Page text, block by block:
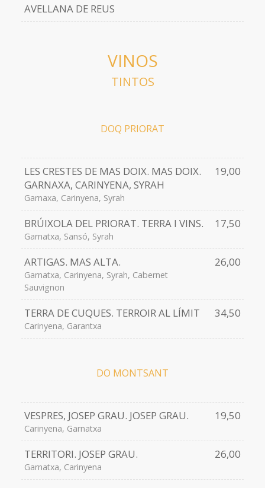
AVELLANA DE REUS
VINOS
TINTOS
DOQ PRIORAT
LES CRESTES DE MAS DOIX. MAS DOIX.
GARNAXA, CARINYENA, SYRAH
19,00
Garnaxa, Carinyena, Syrah
BRÚIXOLA DEL PRIORAT. TERRA I VINS. 17,50
Garnatxa, Sansó, Syrah
ARTIGAS. MAS ALTA. 26,00
Garnatxa, Carinyena, Syrah, Cabernet
Sauvignon
TERRA DE CUQUES. TERROIR AL LÍMIT 34,50
Carinyena, Garantxa
DO MONTSANT
VESPRES, JOSEP GRAU. JOSEP GRAU. 19,50
Carinyena, Garnatxa
TERRITORI. JOSEP GRAU. 26,00
Garnatxa, Carinyena